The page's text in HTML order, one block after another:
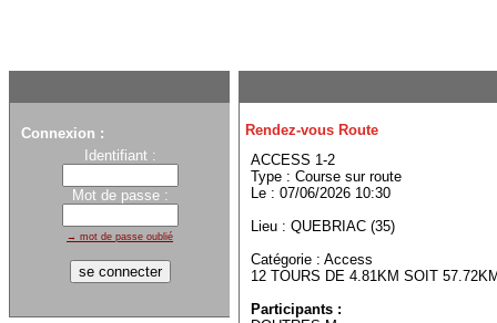
Connexion :
Identifiant :
Mot de passe :
→ mot de passe oublié
Rendez-vous Route
ACCESS 1-2
Type : Course sur route
Le : 07/06/2026 10:30
Lieu : QUEBRIAC (35)
Catégorie : Access
12 TOURS DE 4.81KM SOIT 57.72KM
Participants :